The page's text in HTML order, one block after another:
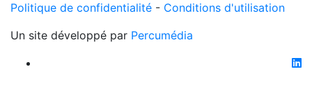
Politique de confidentialité - Conditions d'utilisation
Un site développé par Percumédia